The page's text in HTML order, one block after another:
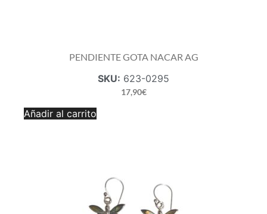
PENDIENTE GOTA NACAR AG
SKU: 623-0295
17,90€
PENDIENTE
GOTA
Añadir al carrito